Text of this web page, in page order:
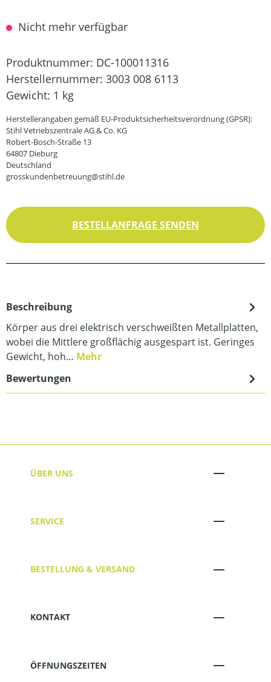
Nicht mehr verfügbar
Produktnummer: DC-100011316
Herstellernummer: 3003 008 6113
Gewicht: 1 kg
Herstellerangaben gemäß EU-Produktsicherheitsverordnung (GPSR):
Stihl Vetriebszentrale AG & Co. KG
Robert-Bosch-Straße 13
64807 Dieburg
Deutschland
grosskundenbetreuung@stihl.de
BESTELLANFRAGE SENDEN
Beschreibung
Körper aus drei elektrisch verschweißten Metallplatten,
wobei die Mittlere großflächig ausgespart ist. Geringes
Gewicht, hoh… Mehr
Bewertungen
ÜBER UNS
SERVICE
BESTELLUNG & VERSAND
KONTAKT
ÖFFNUNGSZEITEN